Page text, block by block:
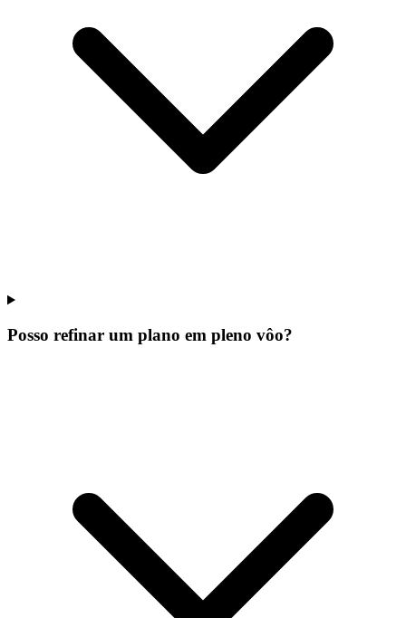
Posso refinar um plano em pleno vôo?